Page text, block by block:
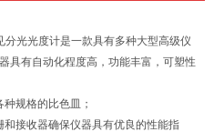
分光光度计是一款具有多种大型高级仪
具有自动化程度高，功能丰富，可塑性
规格的比色皿；
接收器确保仪器具有优良的性能指